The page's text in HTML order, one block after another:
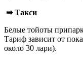
➡ Такси
Белые тойоты
Тариф зависит от
около 30 лари).